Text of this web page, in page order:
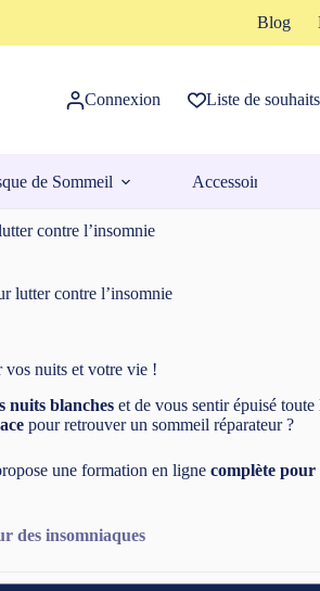
Blog
Connexion Liste de souhaits
de Sommeil Accessoires
contre l’insomnie
lutter contre l’insomnie
vos nuits et votre vie !
nuits blancheset de vous sentir épuisé toute
pour retrouver un sommeil réparateur ?
une formation en ligne complète
des insomniaques